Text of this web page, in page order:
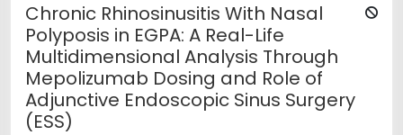
Chronic Rhinosinusitis With Nasal
Polyposis in EGPA: A Real-Life
Multidimensional Analysis Through
Mepolizumab Dosing and Role of
Adjunctive Endoscopic Sinus Surgery
(ESS)